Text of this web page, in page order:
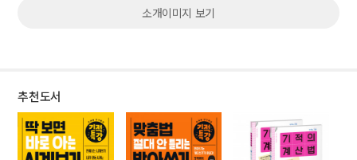
소개이미지 보기
추천도서